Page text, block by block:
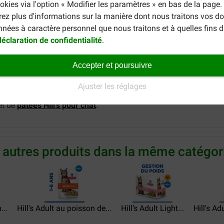
via l'option « Modifier les paramètres » en bas de la page.
plus d'informations sur la manière dont nous traitons vos
à caractère personnel que nous traitons et à quelles fins
de confidentialité.
Accepter et poursuivre
Ajuster les réglages
%, magnésium 0,01 % ; par kg : vitamine A 24 378 UI,
12,1 mg, 3b202 (iode) 0,4 mg, 3b405 (cuivre) 2,0 mg,
exemple Hill's Science Plan Adult au poulet et dinde
. Vous
depâtées Hill's pour chat.
autres produits dans la même
Hill's Adult au poisson de... Hill’s Adult Light... Hill's